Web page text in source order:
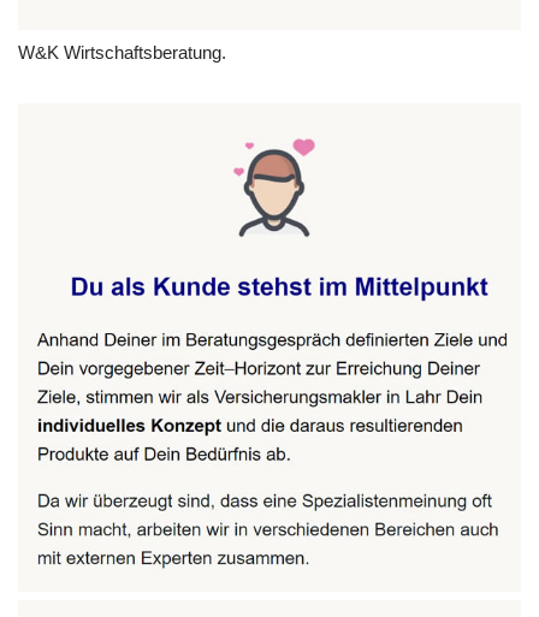
W&K Wirtschaftsberatung.